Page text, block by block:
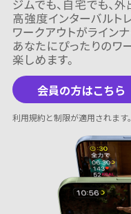
会員の方はこちら
利用規約と制限が適用されます。